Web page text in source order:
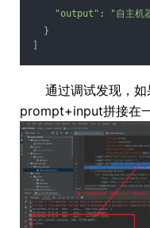
"output" :
"自主机
}
通过调试发现，如
prompt+input拼接在